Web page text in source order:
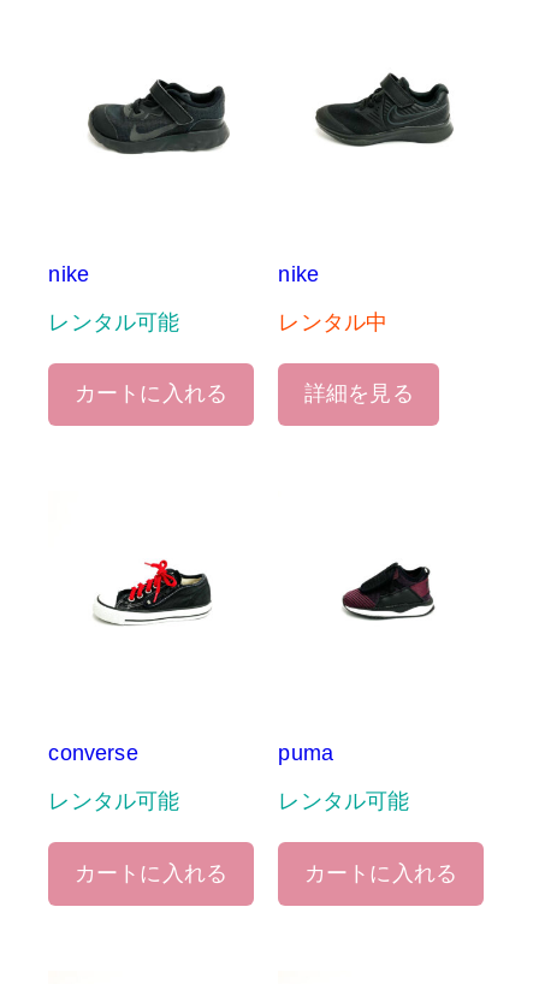
nike
レンタル可能
カートに入れる
nike
レンタル中
詳細を見る
converse
レンタル可能
カートに入れる
puma
レンタル可能
カートに入れる